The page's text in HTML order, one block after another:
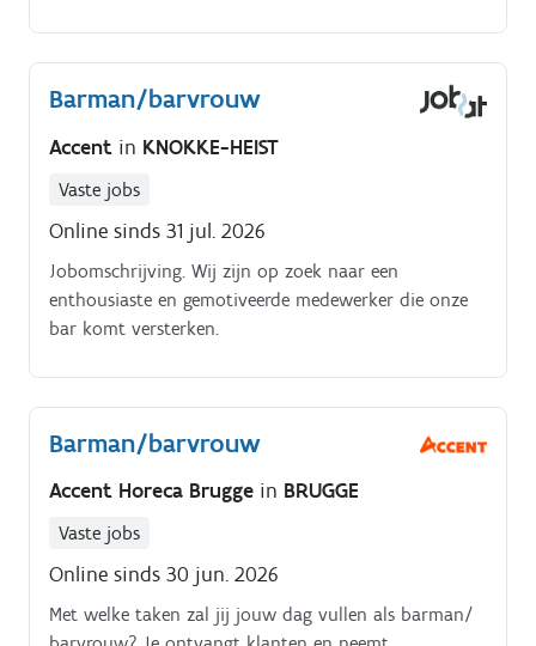
houden tijdens de service 😊 Gasten vriendelijk
ontvangen en hen een uitstekende beleving bezorgen
kwalitatieve service te garanderen ✨ Mee zorgen voor
een gezellige sfeer en een verzorgde uitstraling van de
achterlaten van de bar.
Barman/barvrouw
Accent in KNOKKE-HEIST
Vaste jobs
Online sinds 31 jul. 2026
Jobomschrijving. Wij zijn op zoek naar een
enthousiaste en gemotiveerde medewerker die onze
bar komt versterken.
Barman/barvrouw
Accent Horeca Brugge in BRUGGE
Vaste jobs
Online sinds 30 jun. 2026
Met welke taken zal jij jouw dag vullen als barman/